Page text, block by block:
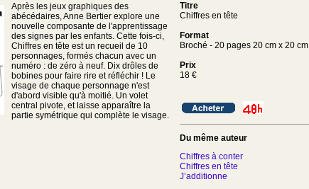
Après les jeux graphiques des
abécédaires, Anne Bertier explore une
nouvelle composante de l'apprentissage
des signes par les enfants. Cette fois-ci,
Chiffres en tête est un recueil de 10
personnages, formés chacun avec un
numéro : de zéro à neuf. Dix drôles de
bobines pour faire rire et réfléchir ! Le
visage de chaque personnage n'est
d'abord visible qu'à moitié. Un volet
central pivote, et laisse apparaître la
partie symétrique qui complète le visage.
Titre
Chiffres en tête
Format
Broché - 20 pages 20 cm x 20 cm
Prix
18 €
Du même auteur
Chiffres à conter
Chiffres en tête
J’additionne